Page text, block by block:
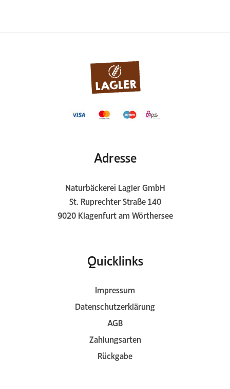
Adresse
Naturbäckerei Lagler GmbH
St. Ruprechter Straße 140
9020 Klagenfurt am Wörthersee
Quicklinks
Impressum
Datenschutzerklärung
AGB
Zahlungsarten
Rückgabe